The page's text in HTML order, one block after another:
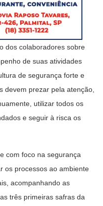
dos colaboradores sobre
de suas atividades
de segurança forte e
devem prezar pela atenção,
utilizar todos os
e seguir à risca os
com foco na segurança
os processos ao ambiente
acompanhando as
três primeiras safras da